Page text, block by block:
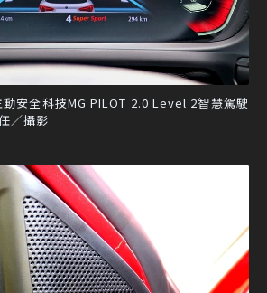
安全科技MG PILOT 2.0 Level 2智慧駕駛
／攝影